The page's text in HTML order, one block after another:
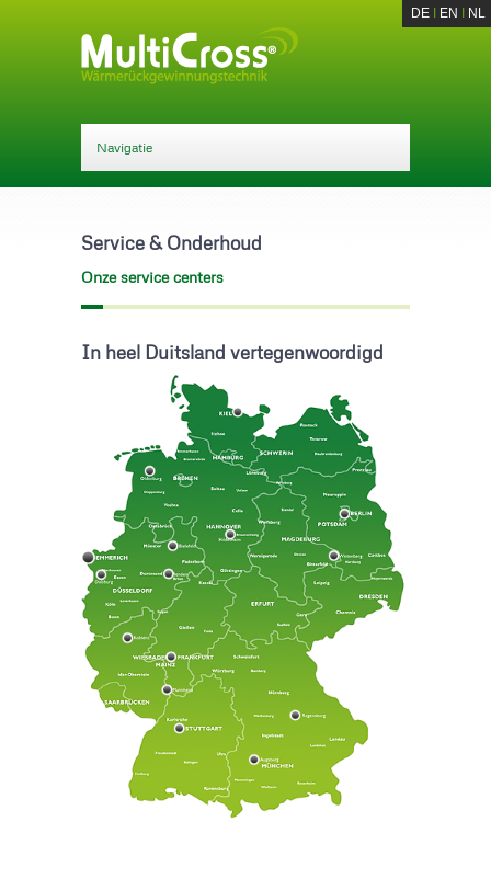
DE EN NL
Service & Onderhoud
Onze service centers
In heel Duitsland vertegenwoordigd